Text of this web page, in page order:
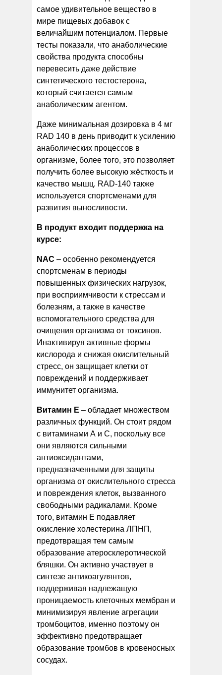
самое удивительное вещество в
мире пищевых добавок с
величайшим потенциалом. Первые
тесты показали, что анаболические
свойства продукта способны
перевесить даже действие
синтетического тестостерона,
который считается самым
анаболическим агентом.
Даже минимальная дозировка в 4 мг
RAD 140 в день приводит к усилению
анаболических процессов в
организме, более того, это позволяет
получить более высокую жёсткость и
качество мышц. RAD-140 также
используется спортсменами для
развития выносливости.
В продукт входит поддержка на
курсе:
NAC – особенно рекомендуется
спортсменам в периоды
повышенных физических нагрузок,
при восприимчивости к стрессам и
болезням, а также в качестве
вспомогательного средства для
очищения организма от токсинов.
Инактивируя активные формы
кислорода и снижая окислительный
стресс, он защищает клетки от
повреждений и поддерживает
иммунитет организма.
Витамин Е – обладает множеством
различных функций. Он стоит рядом
с витаминами А и С, поскольку все
они являются сильными
антиоксидантами,
предназначенными для защиты
организма от окислительного стресса
и повреждения клеток, вызванного
свободными радикалами. Кроме
того, витамин Е подавляет
окисление холестерина ЛПНП,
предотвращая тем самым
образование атеросклеротической
бляшки. Он активно участвует в
синтезе антикоагулянтов,
поддерживая надлежащую
проницаемость клеточных мембран и
минимизируя явление агрегации
тромбоцитов, именно поэтому он
эффективно предотвращает
образование тромбов в кровеносных
сосудах.